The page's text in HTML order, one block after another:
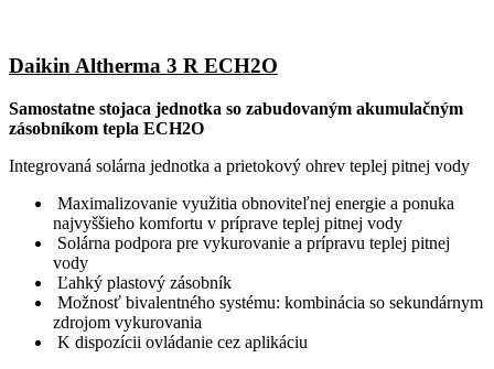
Daikin Altherma 3 R ECH2O
Samostatne stojaca jednotka so zabudovaným akumulačným
zásobníkom tepla ECH2O
Integrovaná solárna jednotka a prietokový ohrev teplej pitnej vody
Maximalizovanie využitia obnoviteľnej energie a ponuka
najvyššieho komfortu v príprave teplej pitnej vody
Solárna podpora pre vykurovanie a prípravu teplej pitnej
vody
Ľahký plastový zásobník
Možnosť bivalentného systému: kombinácia so sekundárnym
zdrojom vykurovania
K dispozícii ovládanie cez aplikáciu